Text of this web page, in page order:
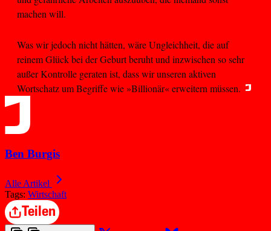
machen will.
Was wir jedoch nicht hätten, wäre Ungleichheit, die auf
reinem Glück bei der Geburt beruht und inzwischen so sehr
außer Kontrolle geraten ist, dass wir unseren aktiven
Wortschatz um Begriffe wie »Billionär« erweitern müssen.
Ben Burgis
Alle Artikel
Tags: Wirtschaft
Teilen